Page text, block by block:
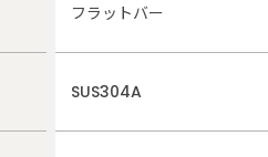
フラットバー
SUS304A